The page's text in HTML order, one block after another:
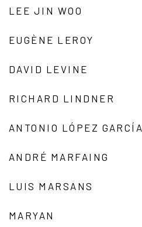
LEE JIN WOO
EUGÈNE LEROY
DAVID LEVINE
RICHARD LINDNER
ANTONIO LÓPEZ GARCÍA
ANDRÉ MARFAING
LUIS MARSANS
MARYAN